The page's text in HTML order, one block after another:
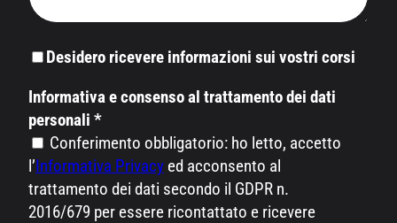
Desidero ricevere informazioni sui vostri corsi
Informativa e consenso al trattamento dei dati
personali *
Conferimento obbligatorio: ho letto, accetto
l’Informativa Privacy ed acconsento al
trattamento dei dati secondo il GDPR n.
2016/679 per essere ricontattato e ricevere